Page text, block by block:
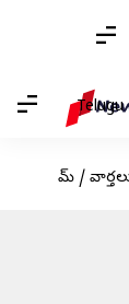
Telugu
హోమ్ /